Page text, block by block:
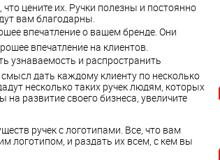
цените их. Ручки полезны и постоянно
вам благодарны.
впечатление о вашем бренде. Они
впечатление на клиентов.
узнаваемость и распространить
дать каждому клиенту по несколько
несколько таких ручек людям, которых
развитие своего бизнеса, увеличите
ручек с логотипами. Все, что вам
логотипом, и раздать их всем, с кем вы